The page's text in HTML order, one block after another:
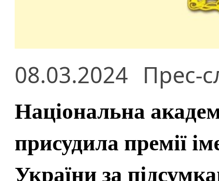
08.03.2024 Прес-
Національна
присудила премії
України за